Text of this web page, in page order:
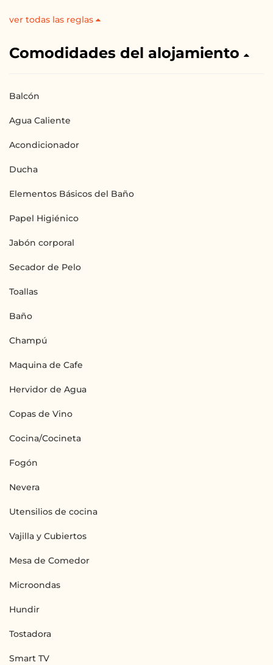
ver todas las reglas
Comodidades del alojamiento
Balcón
Agua Caliente
Acondicionador
Ducha
Elementos Básicos del Baño
Papel Higiénico
Jabón corporal
Secador de Pelo
Toallas
Baño
Champú
Maquina de Cafe
Hervidor de Agua
Copas de Vino
Cocina/Cocineta
Fogón
Nevera
Utensilios de cocina
Vajilla y Cubiertos
Mesa de Comedor
Microondas
Hundir
Tostadora
Smart TV